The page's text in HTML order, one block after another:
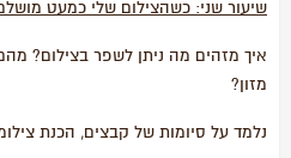
שיעור שני: כשהצילום שלי כמעט
מזון?
נלמד על סיומות של קבצים, הכנת